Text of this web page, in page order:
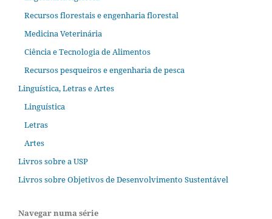
Recursos florestais e engenharia florestal
Medicina Veterinária
Ciência e Tecnologia de Alimentos
Recursos pesqueiros e engenharia de pesca
Linguística, Letras e Artes
Linguística
Letras
Artes
Livros sobre a USP
Livros sobre Objetivos de Desenvolvimento Sustentável
Navegar numa série